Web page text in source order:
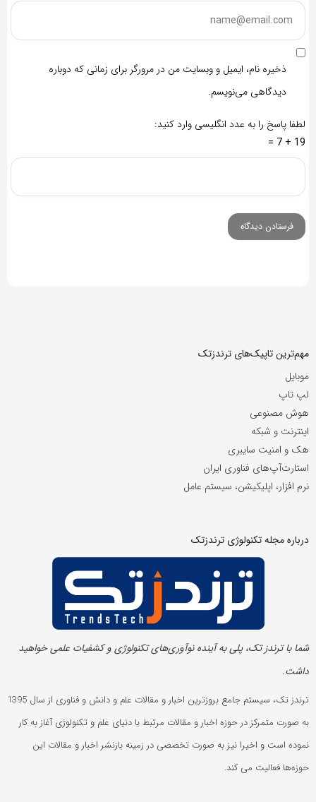
ذخیره نام، ایمیل و وبسایت من در مرورگر برای زمانی که دوباره
دیدگاهی می‌نویسم.
لطفا پاسخ را به عدد انگلیسی وارد کنید:
19 + 7 =
مهم‌ترین تاپیک‌های ترندزتک
موبایل
لپ تاپ
هوش مصنوعی
اینترنت و شبکه
هک و امنیت سایبری
استارت‌آپ‌های فناوری ایران
نرم افزار، اپلیکیشن، سیستم عامل
درباره مجله تکنولوژی ترندزتک
شما با ترندز تک، پلی به آینده‌ نوآوری‌های تکنولوژی و کشفیات علمی خواهید
داشت.
ترندز تک، سیستم جامع بروزترین اخبار و مقالات علم و دانش و فناوری از سال 1395
به صورت متمرکز در حوزه اخبار و مقالات مرتبط با دنیای علم و تکنولوژی آغاز به کار
نموده است و اخیرا نیز به صورت تخصصی در زمینه بازنشر اخبار و مقالات این
حوزه‌ها فعالیت می کند.